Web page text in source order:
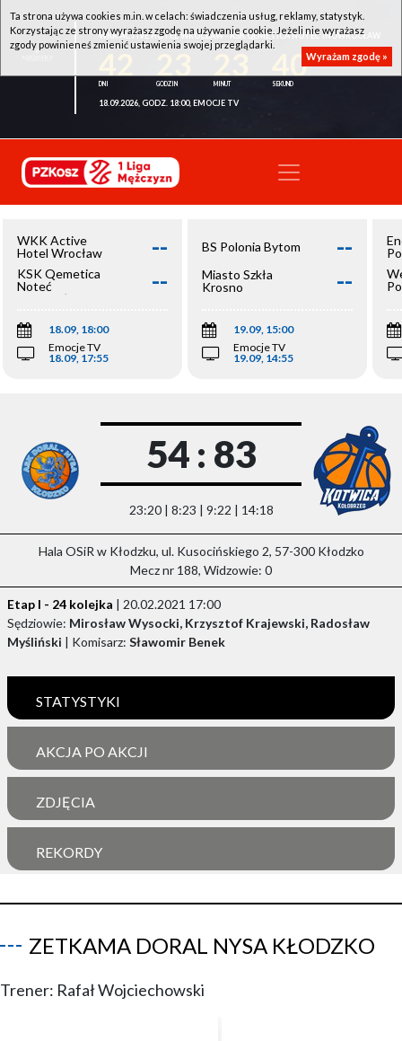
WKK ACTIVE HOTEL WROCŁAW - KSK QEMETICA NOTEĆ INOWROCŁAW
40
18.09.2026, GODZ. 18:00, EMOCJE TV
WKK Active
Hotel Wrocław
--
KSK Qemetica
Noteć
Inowrocław
--
18.09, 18:00
Emocje TV
18.09, 17:55
BS Polonia Bytom --
Miasto Szkła
Krosno
--
19.09, 15:00
Emocje TV
19.09, 14:55
54 : 83
23:20 | 8:23 | 9:22 | 14:18
Hala OSiR w Kłodzku, ul. Kusocińskiego 2, 57-300 Kłodzko
Mecz nr 188, Widzowie: 0
Etap I - 24 kolejka | 20.02.2021 17:00
Sędziowie: Mirosław Wysocki, Krzysztof Krajewski, Radosław
Myśliński | Komisarz: Sławomir Benek
STATYSTYKI
AKCJA PO AKCJI
ZDJĘCIA
REKORDY
ZETKAMA DORAL NYSA KŁODZKO
Trener: Rafał Wojciechowski
Ta strona używa cookies m.in. w celach: świadczenia usług, reklamy, statystyk.
Korzystając ze strony wyrażasz zgodę na używanie cookie. Jeżeli nie wyrażasz
zgody powinieneś zmienić ustawienia swojej przeglądarki.
Wyrażam zgodę »